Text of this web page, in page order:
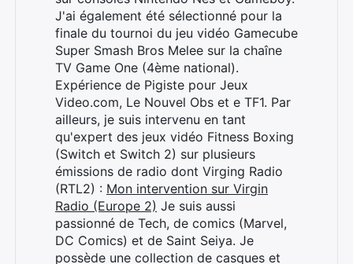
J'ai également été sélectionné pour la
finale du tournoi du jeu vidéo Gamecube
Super Smash Bros Melee sur la chaîne
TV Game One (4ème national).
Expérience de Pigiste pour Jeux
Video.com, Le Nouvel Obs et e TF1. Par
ailleurs, je suis intervenu en tant
qu'expert des jeux vidéo Fitness Boxing
(Switch et Switch 2) sur plusieurs
émissions de radio dont Virging Radio
(RTL2) : Mon intervention sur Virgin
Radio (Europe 2) Je suis aussi
passionné de Tech, de comics (Marvel,
DC Comics) et de Saint Seiya. Je
possède une collection de casques et